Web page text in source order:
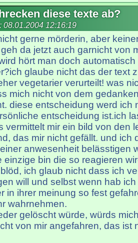
diese texte ab?
08.01.2004 12:16:19
gerne mörderin, aber
da jetzt auch garnicht von
hört man doch
glaube nicht das der text
vegetarier verurteilt! was
mich nicht von dem
diese entscheidung werd ich
entscheidung ist.ich
vermittelt mir ein bild von den
das mir nicht gefällt. und ich
anwesenheit belässtigen
einzige bin die so reagieren
ich glaub nicht dass ich
will und selbst wenn hab
in ihrer meinung so fest
wahrnehmen.
gelöscht würde, würds
von mir angefahren, das ist